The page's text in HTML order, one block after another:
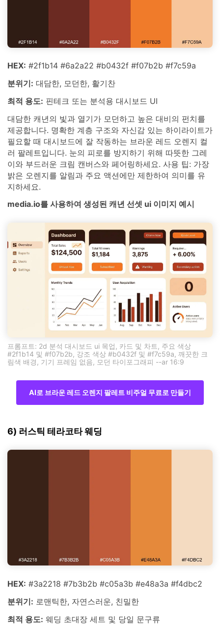
HEX: #2f1b14 #6a2a22 #b0432f #f07b2b #f7c59a
분위기: 대담한, 모던한, 활기찬
최적 용도: 핀테크 또는 분석용 대시보드 UI
대담한 캐년의 빛과 열기가 모던하고 높은 대비의 펀치를
제공합니다. 명확한 계층 구조와 자신감 있는 하이라이트가
필요할 때 대시보드에 잘 작동하는 브라운 레드 오렌지 컬
러 팔레트입니다. 눈의 피로를 방지하기 위해 따뜻한 그레
이와 부드러운 크림 캔버스와 페어링하세요. 사용 팁: 가장
밝은 오렌지를 알림과 주요 액션에만 제한하여 의미를 유
지하세요.
media.io를 사용하여 생성된 캐년 선셋 ui 이미지 예시
프롬프트: 2d 분석 대시보드 ui 목업, 카드 및 차트, 주요 색상
#2f1b14 및 #f07b2b, 강조 색상 #b0432f 및 #f7c59a, 깨끗한 크
림색 배경, 기기 프레임 없음, 모던 타이포그래피 --ar 16:9
AI로 브라운 레드 오렌지 팔레트 비주얼 무료로 만들기
6) 러스틱 테라코타 웨딩
HEX: #3a2218 #7b3b2b #c05a3b #e48a3a #f4dbc2
분위기: 로맨틱한, 자연스러운, 친밀한
최적 용도: 웨딩 초대장 세트 및 당일 문구류